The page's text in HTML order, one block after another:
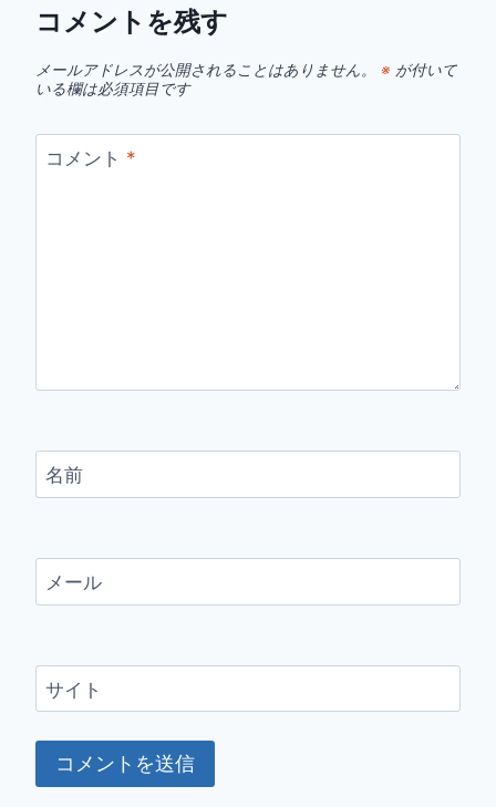
コメントを残す
メールアドレスが公開されることはありません。 ※ が付いて
いる欄は必須項目です
コメント *
名前
メール
サイト